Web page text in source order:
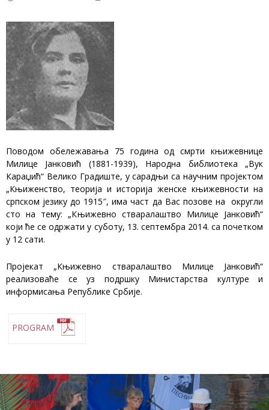
Поводом обележавања 75 година од смрти књижевнице
Милице Јанковић (1881-1939), Народна библиотека „Вук
Караџић“ Велико Градиште, у сарадњи са научним пројектом
„Књиженство, теорија и историја женске књижевности на
српском језику до 1915″, има част да Вас позове на округли
сто на тему: „Књижевно стваралаштво Милице Јанковић“
који ће се одржати у суботу, 13. септембра 2014. са почетком
у 12 сати.
Пројекат „Књижевно стваралаштво Милице Јанковић“
реализоваће се уз подршку Министарства културе и
информисања Републике Србије.
PROGRAM